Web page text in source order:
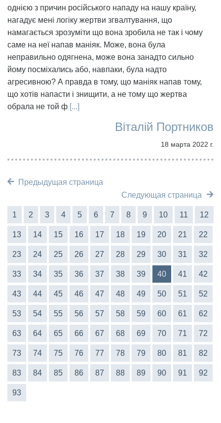
однією з причин російського нападу на нашу країну,
нагадує мені логіку жертви згвалтування, що
намагається зрозуміти що вона зробила не так і чому
саме на неї напав маніяк. Може, вона була
неправильно одягнена, може вона занадто сильно
йому посміхались або, навпаки, була надто
агресивною? А правда в тому, що маніяк напав тому,
що хотів напасти і знищити, а не тому що жертва
обрала не той ф [...]
Віталій Портников
18 марта 2022 г.
Предыдущая страница
Следующая страница
1 2 3 4 5 6 7 8 9 10 11 12
13 14 15 16 17 18 19 20 21 22
23 24 25 26 27 28 29 30 31 32
33 34 35 36 37 38 39 40 41 42
43 44 45 46 47 48 49 50 51 52
53 54 55 56 57 58 59 60 61 62
63 64 65 66 67 68 69 70 71 72
73 74 75 76 77 78 79 80 81 82
83 84 85 86 87 88 89 90 91 92
93